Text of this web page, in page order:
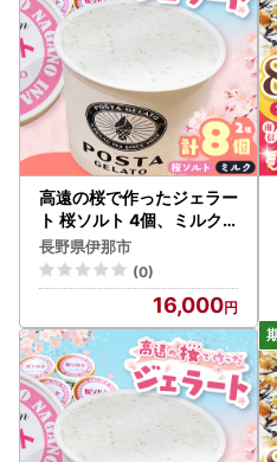
高遠の桜で作ったジェラー
ト 桜ソルト 4個、ミルク 4
個 合計130ml×8個【016-
22】
長野県伊那市
(0)
16,000